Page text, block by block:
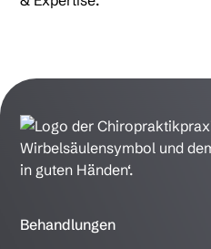
Behandlungen